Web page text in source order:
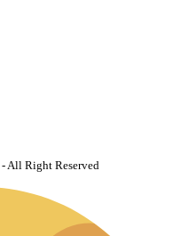
- All Right Reserved